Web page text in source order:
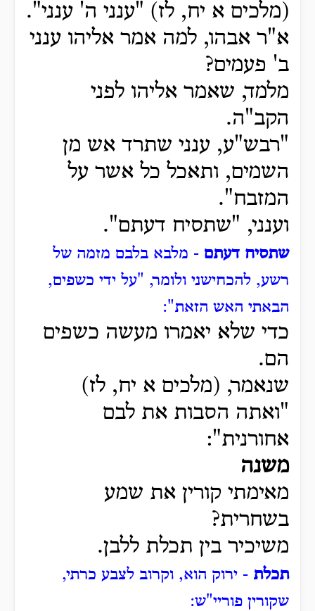
(מלכים א יח, לז) "ענני ה' ענני".
א"ר אבהו, למה אמר אליהו ענני
ב' פעמים?
מלמד, שאמר אליהו לפני
הקב"ה.
"רבש"ע, ענני שתרד אש מן
השמים, ותאכל כל אשר על
המזבח".
וענני, "שתסיח דעתם".
שתסיח דעתם - מלבא בלבם מזמה של
רשע, להכחישני ולומר, "על ידי כשפים,
הבאתי האש הזאת":
כדי שלא יאמרו מעשה כשפים
הם.
שנאמר, (מלכים א יח, לז)
"ואתה הסבות את לבם
אחורנית":
משנה
מאימתי קורין את שמע
בשחרית?
משיכיר בין תכלת ללבן.
תכלת - ירוק הוא, וקרוב לצבע כרתי,
שקורין פוריי"ש: